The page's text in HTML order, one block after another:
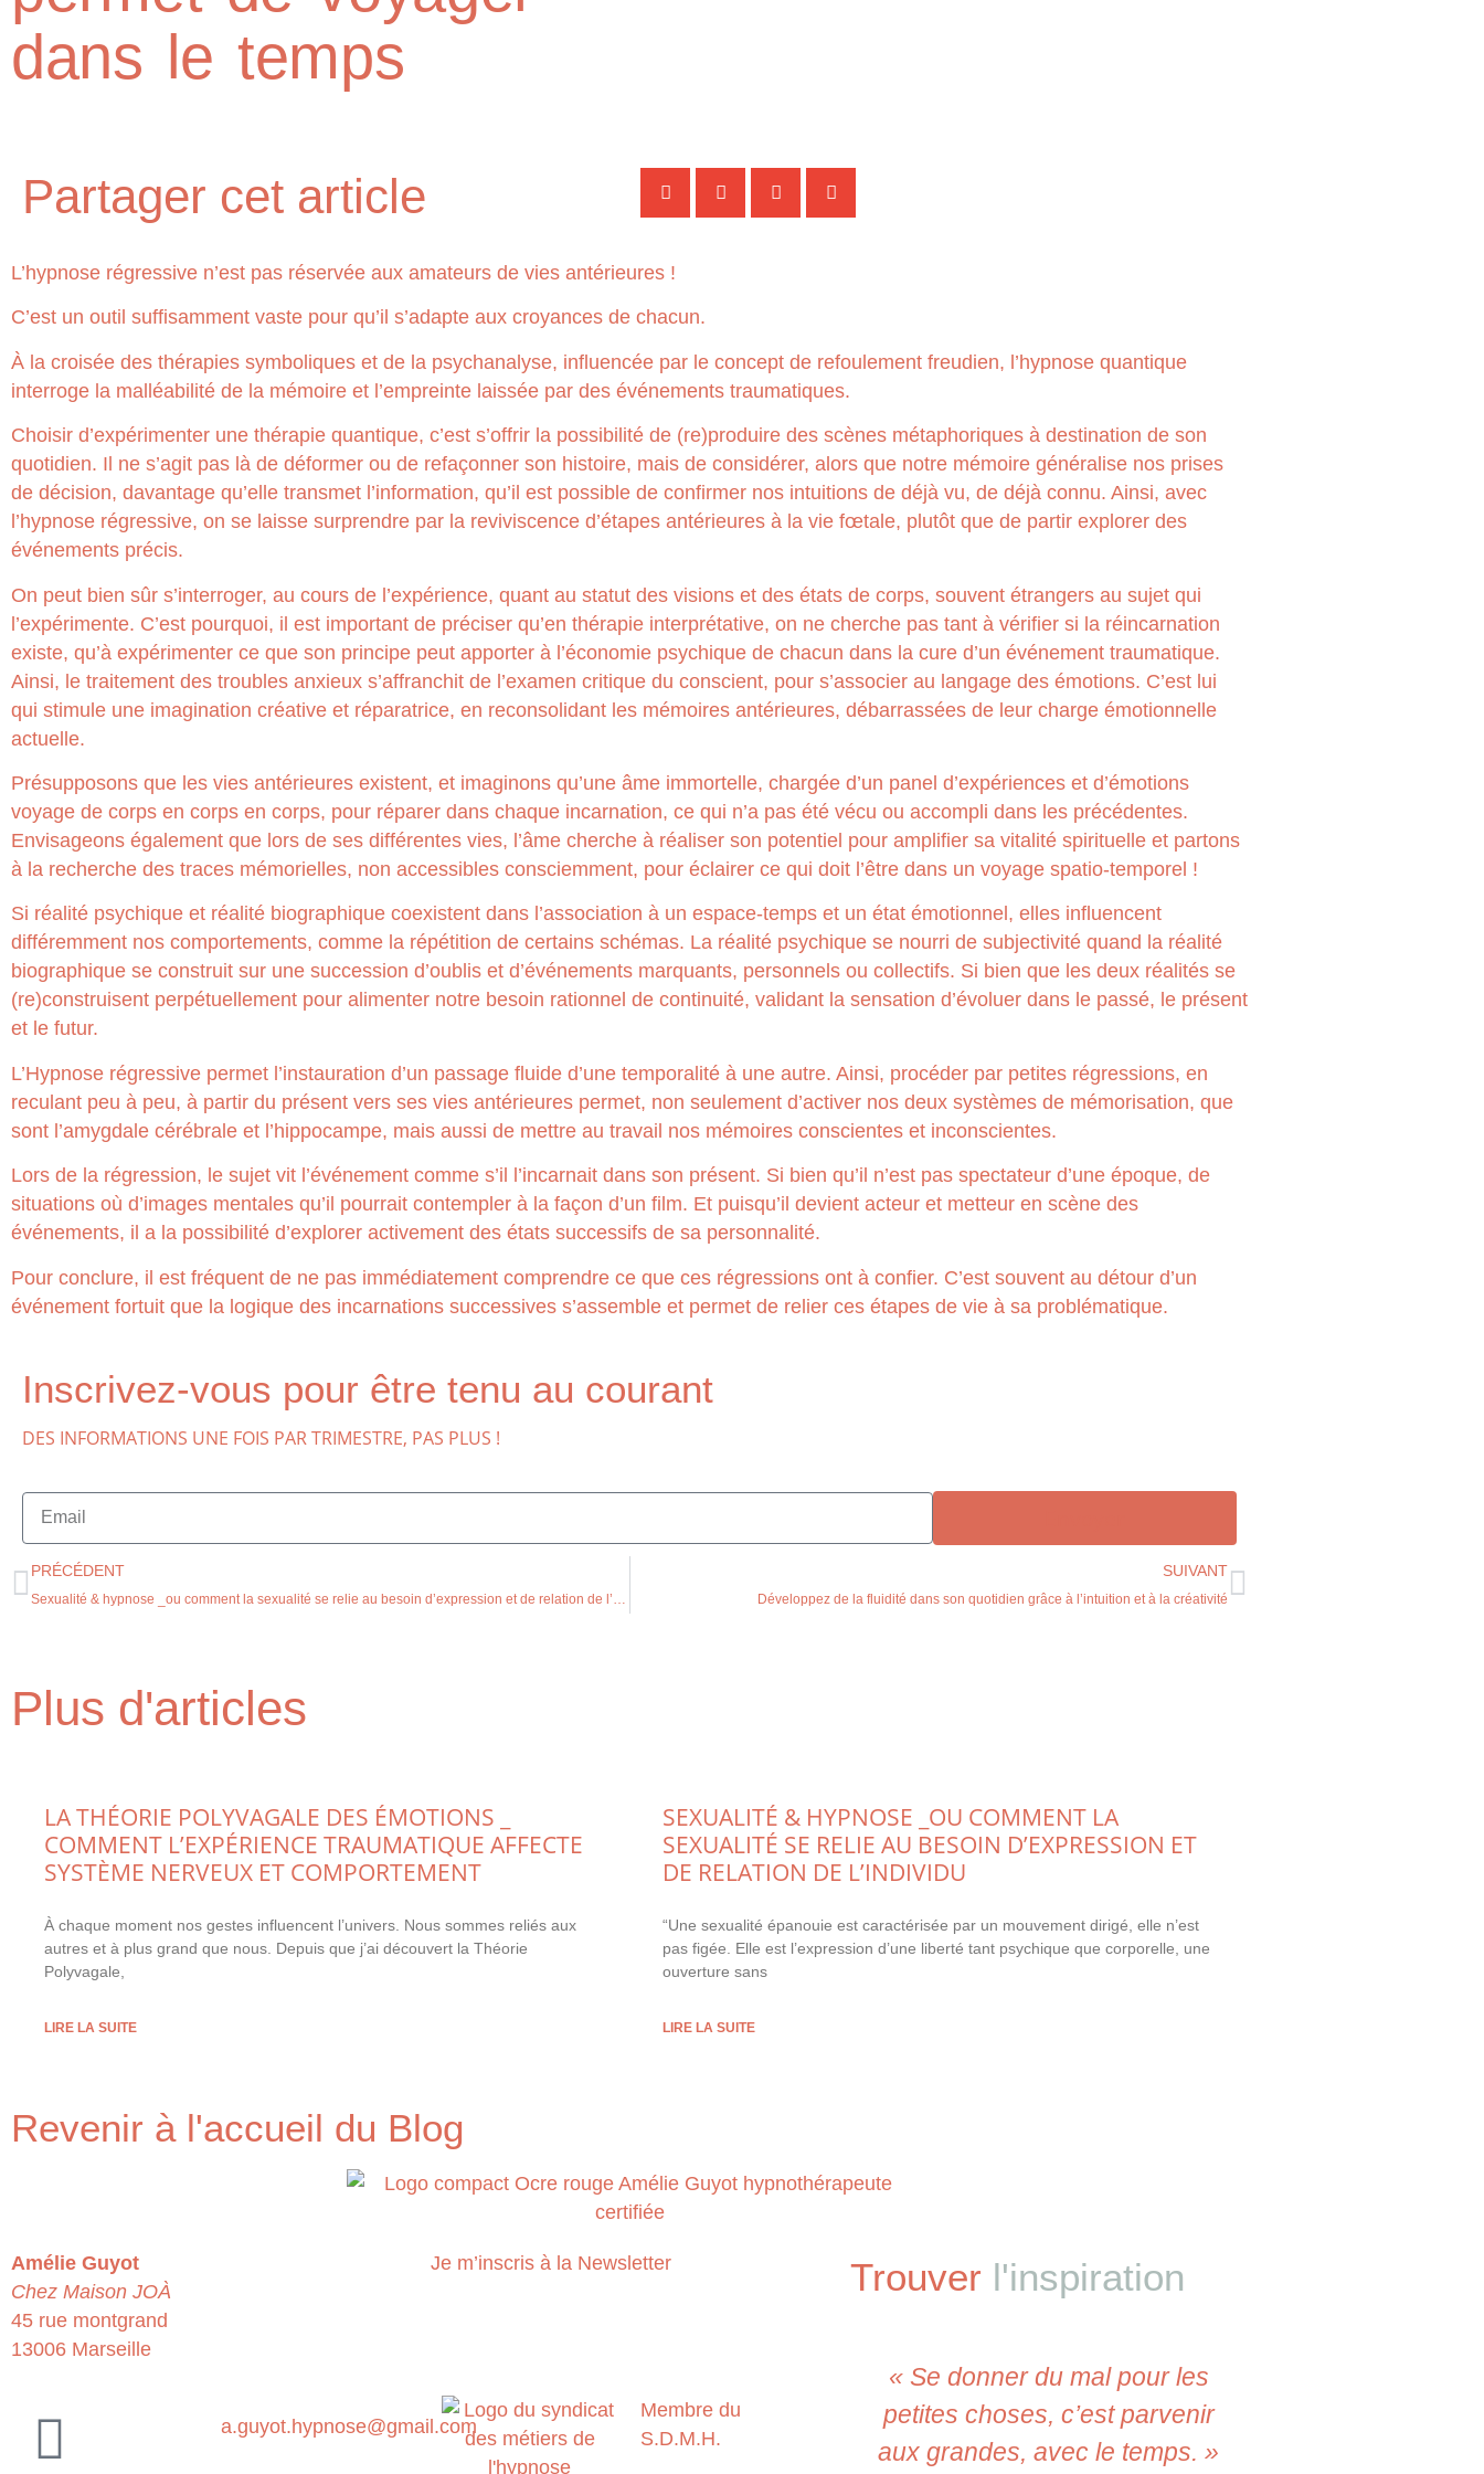
dans le temps
Partager cet article
L’hypnose régressive n’est pas réservée aux amateurs de vies antérieures !
C’est un outil suffisamment vaste pour qu’il s’adapte aux croyances de chacun.
À la croisée des thérapies symboliques et de la psychanalyse, influencée par le concept de refoulement freudien, l’hypnose quantique
interroge la malléabilité de la mémoire et l’empreinte laissée par des événements traumatiques.
Choisir d’expérimenter une thérapie quantique, c’est s’offrir la possibilité de (re)produire des scènes métaphoriques à destination de son
quotidien. Il ne s’agit pas là de déformer ou de refaçonner son histoire, mais de considérer, alors que notre mémoire généralise nos prises
de décision, davantage qu’elle transmet l’information, qu’il est possible de confirmer nos intuitions de déjà vu, de déjà connu. Ainsi, avec
l’hypnose régressive, on se laisse surprendre par la reviviscence d’étapes antérieures à la vie fœtale, plutôt que de partir explorer des
événements précis.
On peut bien sûr s’interroger, au cours de l’expérience, quant au statut des visions et des états de corps, souvent étrangers au sujet qui
l’expérimente. C’est pourquoi, il est important de préciser qu’en thérapie interprétative, on ne cherche pas tant à vérifier si la réincarnation
existe, qu’à expérimenter ce que son principe peut apporter à l’économie psychique de chacun dans la cure d’un événement traumatique.
Ainsi, le traitement des troubles anxieux s’affranchit de l’examen critique du conscient, pour s’associer au langage des émotions. C’est lui
qui stimule une imagination créative et réparatrice, en reconsolidant les mémoires antérieures, débarrassées de leur charge émotionnelle
actuelle.
Présupposons que les vies antérieures existent, et imaginons qu’une âme immortelle, chargée d’un panel d’expériences et d’émotions
voyage de corps en corps en corps, pour réparer dans chaque incarnation, ce qui n’a pas été vécu ou accompli dans les précédentes.
Envisageons également que lors de ses différentes vies, l’âme cherche à réaliser son potentiel pour amplifier sa vitalité spirituelle et partons
à la recherche des traces mémorielles, non accessibles consciemment, pour éclairer ce qui doit l’être dans un voyage spatio-temporel !
Si réalité psychique et réalité biographique coexistent dans l’association à un espace-temps et un état émotionnel, elles influencent
différemment nos comportements, comme la répétition de certains schémas. La réalité psychique se nourri de subjectivité quand la réalité
biographique se construit sur une succession d’oublis et d’événements marquants, personnels ou collectifs. Si bien que les deux réalités se
(re)construisent perpétuellement pour alimenter notre besoin rationnel de continuité, validant la sensation d’évoluer dans le passé, le présent
et le futur.
L’Hypnose régressive permet l’instauration d’un passage fluide d’une temporalité à une autre. Ainsi, procéder par petites régressions, en
reculant peu à peu, à partir du présent vers ses vies antérieures permet, non seulement d’activer nos deux systèmes de mémorisation, que
sont l’amygdale cérébrale et l’hippocampe, mais aussi de mettre au travail nos mémoires conscientes et inconscientes.
Lors de la régression, le sujet vit l’événement comme s’il l’incarnait dans son présent. Si bien qu’il n’est pas spectateur d’une époque, de
situations où d’images mentales qu’il pourrait contempler à la façon d’un film. Et puisqu’il devient acteur et metteur en scène des
événements, il a la possibilité d’explorer activement des états successifs de sa personnalité.
Pour conclure, il est fréquent de ne pas immédiatement comprendre ce que ces régressions ont à confier. C’est souvent au détour d’un
événement fortuit que la logique des incarnations successives s’assemble et permet de relier ces étapes de vie à sa problématique.
Inscrivez-vous pour être tenu au courant
DES INFORMATIONS UNE FOIS PAR TRIMESTRE, PAS PLUS !
PRÉCÉDENT
Sexualité & hypnose _ou comment la sexualité se relie au besoin d’expression et de relation de l’individu
SUIVANT
Développez de la fluidité dans son quotidien grâce à l’intuition et à la créativité
Plus d'articles
LA THÉORIE POLYVAGALE DES ÉMOTIONS _
COMMENT L’EXPÉRIENCE TRAUMATIQUE AFFECTE
SYSTÈME NERVEUX ET COMPORTEMENT
À chaque moment nos gestes influencent l’univers. Nous sommes reliés aux
autres et à plus grand que nous. Depuis que j’ai découvert la Théorie
Polyvagale,
LIRE LA SUITE
SEXUALITÉ & HYPNOSE _OU COMMENT LA
SEXUALITÉ SE RELIE AU BESOIN D’EXPRESSION ET
DE RELATION DE L’INDIVIDU
“Une sexualité épanouie est caractérisée par un mouvement dirigé, elle n’est
pas figée. Elle est l’expression d’une liberté tant psychique que corporelle, une
ouverture sans
LIRE LA SUITE
Revenir à l'accueil du Blog
Amélie Guyot
Chez Maison JOÀ
45 rue montgrand
13006 Marseille
a.guyot.hypnose@gmail.com
Je m’inscris à la Newsletter
Membre du
S.D.M.H.
Trouver l'inspiration
« Se donner du mal pour les
petites choses, c’est parvenir
aux grandes, avec le temps. »